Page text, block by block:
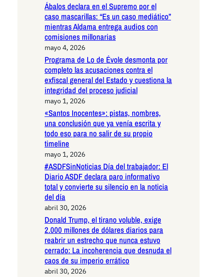
Ábalos declara en el Supremo por el
caso mascarillas: “Es un caso mediático”
mientras Aldama entrega audios con
comisiones millonarias
mayo 4, 2026
Programa de Lo de Évole desmonta por
completo las acusaciones contra el
exfiscal general del Estado y cuestiona la
integridad del proceso judicial
mayo 1, 2026
«Santos Inocentes»: pistas, nombres,
una conclusión que ya venía escrita y
todo eso para no salir de su propio
timeline
mayo 1, 2026
#ASDFSinNoticias Día del trabajador: El
Diario ASDF declara paro informativo
total y convierte su silencio en la noticia
del día
abril 30, 2026
Donald Trump, el tirano voluble, exige
2.000 millones de dólares diarios para
reabrir un estrecho que nunca estuvo
cerrado: La incoherencia que desnuda el
caos de su imperio errático
abril 30, 2026